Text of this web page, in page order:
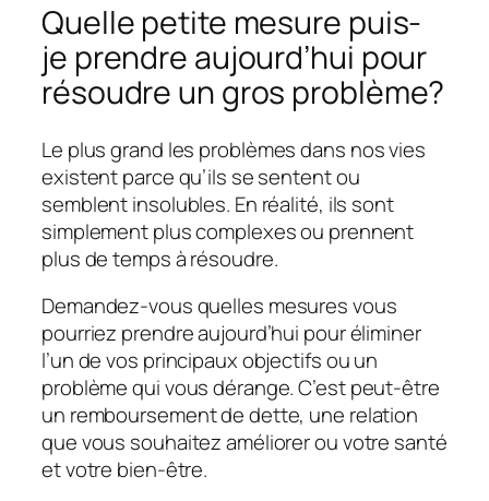
Quelle petite mesure puis-
je prendre aujourd’hui pour
résoudre un gros problème?
Le plus grand les problèmes dans nos vies
existent parce qu’ils se sentent ou
semblent insolubles. En réalité, ils sont
simplement plus complexes ou prennent
plus de temps à résoudre.
Demandez-vous quelles mesures vous
pourriez prendre aujourd’hui pour éliminer
l’un de vos principaux objectifs ou un
problème qui vous dérange. C’est peut-être
un remboursement de dette, une relation
que vous souhaitez améliorer ou votre santé
et votre bien-être.